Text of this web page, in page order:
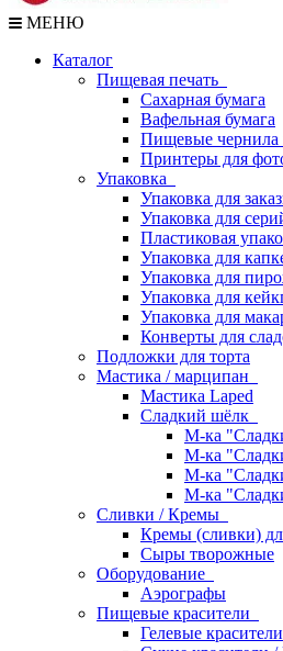
МЕНЮ
Каталог
Пищевая печать
Сахарная бумага
Вафельная бумага
Пищевые чернила
Принтеры для
Упаковка
Упаковка для
Упаковка для
Пластиковая
Упаковка для
Упаковка для
Упаковка для
Упаковка для
Конверты для
Подложки для торта
Мастика / марципан
Мастика Laped
Сладкий шёлк
М-ка
М-ка
М-ка
М-ка
Сливки / Кремы
Кремы (сливки)
Сыры творожные
Оборудование
Аэрографы
Пищевые красители
Гелевые красители